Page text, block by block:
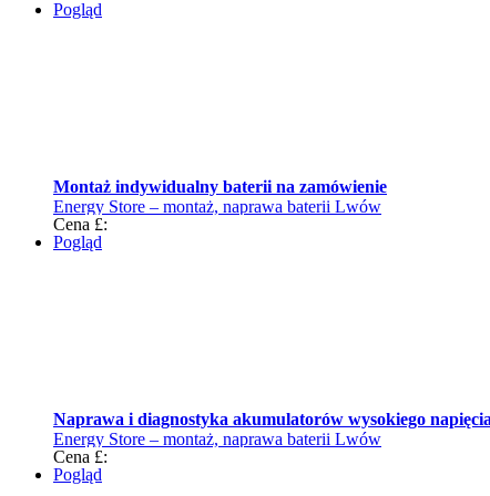
Pogląd
Montaż indywidualny baterii na zamówienie
Energy Store – montaż, naprawa baterii Lwów
Cena £:
Pogląd
Naprawa i diagnostyka akumulatorów wysokiego napięcia
Energy Store – montaż, naprawa baterii Lwów
Cena £:
Pogląd